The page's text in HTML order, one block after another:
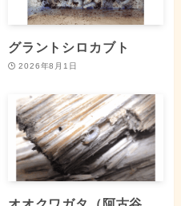
グラントシロカブト
2026年8月1日